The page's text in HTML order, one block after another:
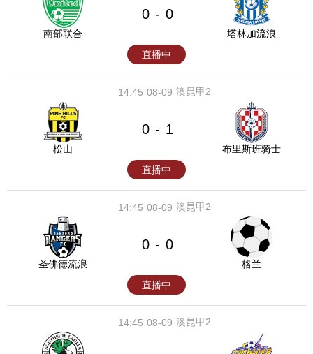
南部联合
0 - 0
塔林加流浪
直播中
08-09
14:45 澳昆甲2
松山
0 - 1
布里斯班骑士
直播中
08-09
14:45 澳昆甲2
圣佛德流浪
0 - 0
格兰
直播中
08-09
14:45 澳昆甲2